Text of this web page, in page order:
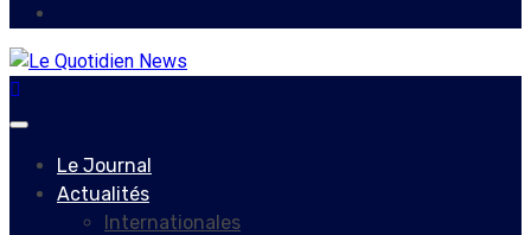
Primary
Le Journal
Actualités
Internationales